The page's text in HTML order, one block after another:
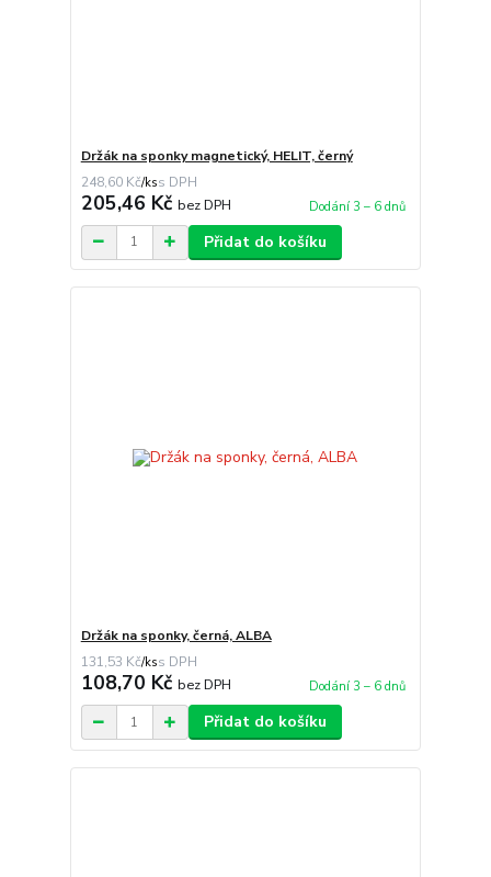
Držák na sponky magnetický, HELIT, černý
248,60 Kč/ks
205,46 Kč bez DPH Dodání 3 – 6 dnů
Přidat do košíku
Držák na sponky, černá, ALBA
131,53 Kč/ks
108,70 Kč bez DPH Dodání 3 – 6 dnů
Přidat do košíku